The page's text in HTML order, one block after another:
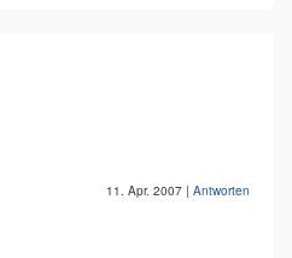
11. Apr. 2007 | Antworten